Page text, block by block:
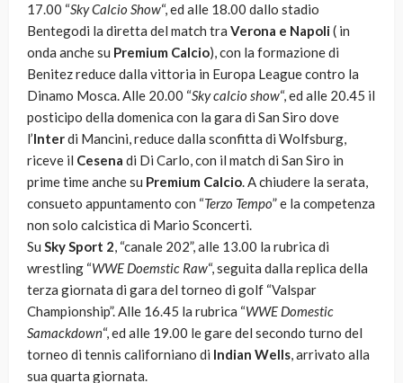
17.00 “Sky Calcio Show“, ed alle 18.00 dallo stadio
Bentegodi la diretta del match tra Verona e Napoli( in
onda anche su Premium Calcio), con la formazione di
Benitez reduce dalla vittoria in Europa League contro la
Dinamo Mosca. Alle 20.00 “Sky calcio show“, ed alle 20.45 il
posticipo della domenica con la gara di San Siro dove
l’Interdi Mancini, reduce dalla sconfitta di Wolfsburg,
riceve il Cesena di Di Carlo, con il match di San Siro in
prime time anche su Premium Calcio. A chiudere la serata,
consueto appuntamento con “Terzo Tempo” e la competenza
non solo calcistica di Mario Sconcerti.
Su Sky Sport 2, “canale 202”, alle 13.00 la rubrica di
wrestling “WWE Doemstic Raw“, seguita dalla replica della
terza giornata di gara del torneo di golf “Valspar
Championship”. Alle 16.45 la rubrica “WWE Domestic
Samackdown“, ed alle 19.00 le gare del secondo turno del
torneo di tennis californiano di Indian Wells, arrivato alla
sua quarta giornata.